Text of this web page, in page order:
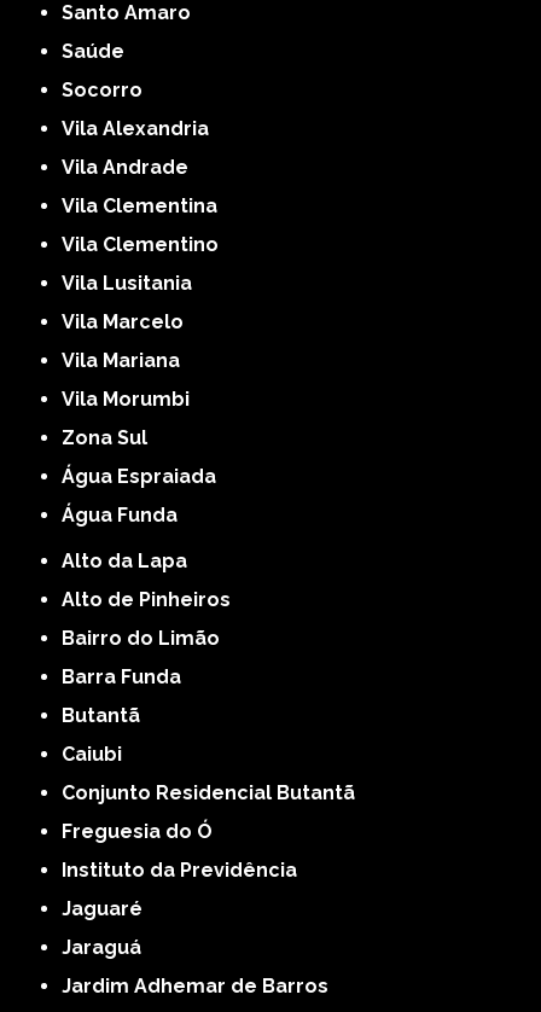
Santo Amaro
Saúde
Socorro
Vila Alexandria
Vila Andrade
Vila Clementina
Vila Clementino
Vila Lusitania
Vila Marcelo
Vila Mariana
Vila Morumbi
Zona Sul
Água Espraiada
Água Funda
Alto da Lapa
Alto de Pinheiros
Bairro do Limão
Barra Funda
Butantã
Caiubi
Conjunto Residencial Butantã
Freguesia do Ó
Instituto da Previdência
Jaguaré
Jaraguá
Jardim Adhemar de Barros